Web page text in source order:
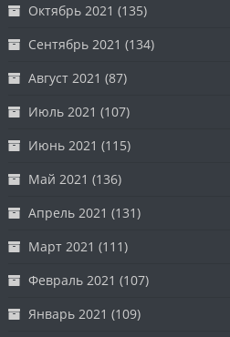
Октябрь 2021 (135)
Сентябрь 2021 (134)
Август 2021 (87)
Июль 2021 (107)
Июнь 2021 (115)
Май 2021 (136)
Апрель 2021 (131)
Март 2021 (111)
Февраль 2021 (107)
Январь 2021 (109)